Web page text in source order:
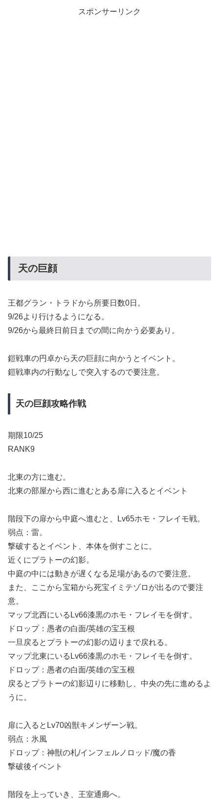
スポンサーリンク
天の巨顔
王都グラン・トラドから所要日数0日。
9/26より行けるようになる。
9/26から最終日前日までの間に向かう必要あり。
鎧戦車の円卓から天の巨顔に向かうとイベント。
鎧戦車内の行動なしで突入するので要注意。
天の巨顔攻略作戦
期限10/25
RANK9
北東の方に進む。
北東の部屋から西に進むとある扉に入るとイベント
階段下の扉から中庭へ進むと、Lv65ホモ・フレイモ戦。
弱点：雷。
撃破するとイベント、本体を倒すことに。
近くにプラトーの幻影。
中庭の中には動きが遅くなる足場があるので要注意。
また、ここから宝箱から死宝イミテゾロが出るので要注
意。
マップ北西にいるLv66漆黒のホモ・フレイモを倒す。
ドロップ：愚者の白面/英雄の宝玉根
一旦戻るとプラトーの幻影の辺りまで戻れる。
マップ北東にいるLv66漆黒のホモ・フレイモを倒す。
ドロップ：愚者の白面/英雄の宝玉根
戻るとプラトーの幻影辺りに移動し、中央の先に進めるよ
うに。
扉に入るとLv70凶獣キメンザーン戦。
弱点：氷風
ドロップ：神獣の札/インフェルノロッド/魔の香
撃破後イベント
階段を上っていき、王室通廊へ。